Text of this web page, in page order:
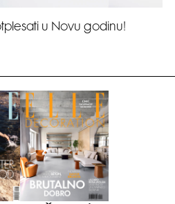
u Novu godinu!